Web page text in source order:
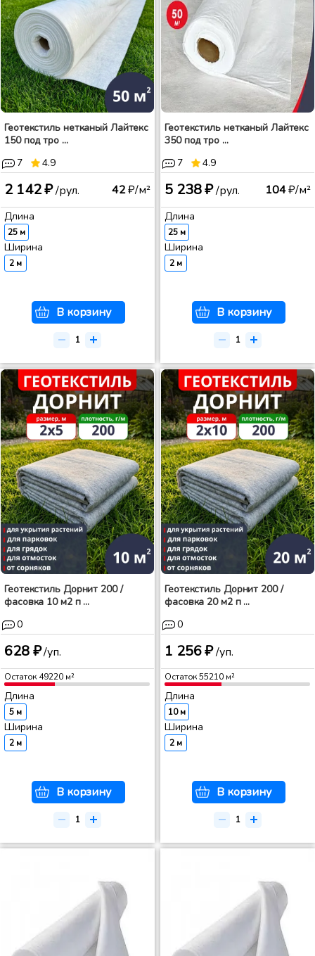
Геотекстиль нетканый Лайтекс
150 под тро ...
7
4.9
2 142 ₽/рул. 42₽/м²
Длина
25 м
Ширина
2 м
В корзину
Геотекстиль нетканый Лайтекс
350 под тро ...
7
4.9
5 238 ₽/рул. 104₽/м²
Длина
25 м
Ширина
2 м
В корзину
Геотекстиль Дорнит 200 /
фасовка 10 м2 п ...
0
628 ₽/уп.
Остаток 49220м²
Длина
5 м
Ширина
2 м
В корзину
Геотекстиль Дорнит 200 /
фасовка 20 м2 п ...
0
1 256 ₽/уп.
Остаток55210м²
Длина
10 м
Ширина
2 м
В корзину